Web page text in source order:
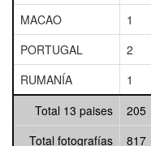
MACAO
1
PORTUGAL
2
RUMANÍA
1
Total 13 paises
205
Total fotografías
817